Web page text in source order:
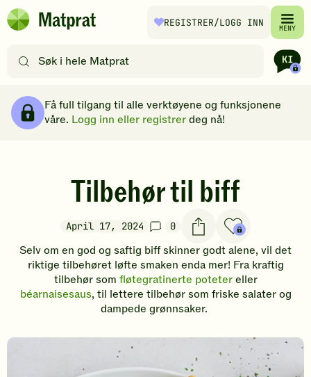
Hopp til hovedinnhold
Matprat
REGISTRER/LOGG INN MENY
etter
filtre
Få full tilgang til alle verktøyene og funksjonene
våre. Logg inn eller registrerdeg nå!
Tilbehør til biff
April 17, 2024 0
Selv om en god og saftig biff skinner godt alene, vil det
riktige tilbehøret løfte smaken enda mer! Fra kraftig
tilbehør som fløtegratinerte potetereller
béarnaisesaus, til lettere tilbehør som friske salater og
dampede grønnsaker.